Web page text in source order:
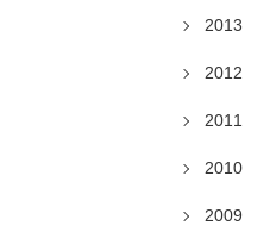
2013
2012
2011
2010
2009